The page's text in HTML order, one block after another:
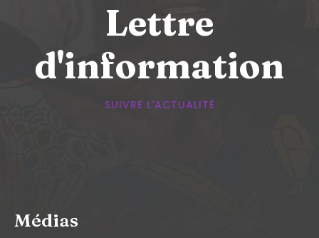
Lettre
d'information
SUIVRE L'ACTUALITÉ
Médias